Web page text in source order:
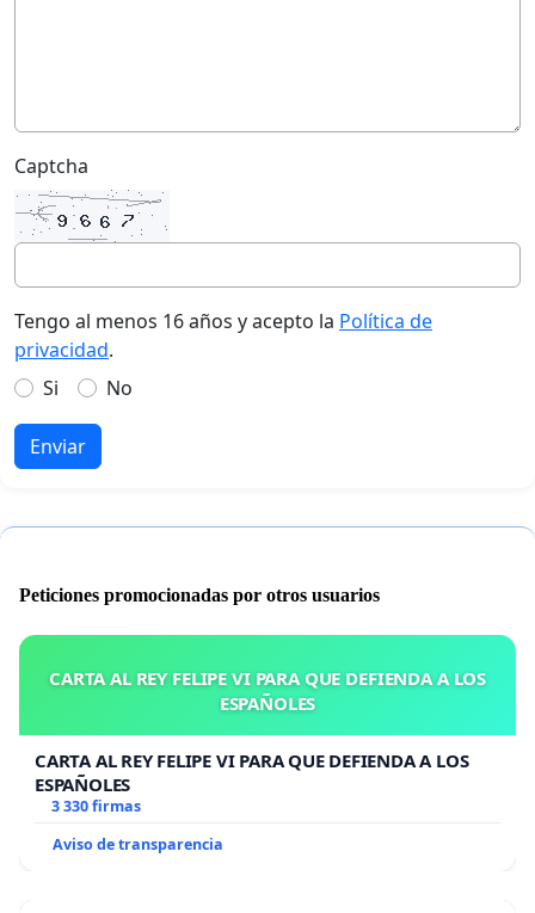
Captcha
Tengo al menos 16 años y acepto la Política de
privacidad.
Si
No
Enviar
Peticiones promocionadas por otros usuarios
CARTA AL REY FELIPE VI PARA QUE DEFIENDA A LOS
ESPAÑOLES
CARTA AL REY FELIPE VI PARA QUE DEFIENDA A LOS
ESPAÑOLES
3 330 firmas
Aviso de transparencia